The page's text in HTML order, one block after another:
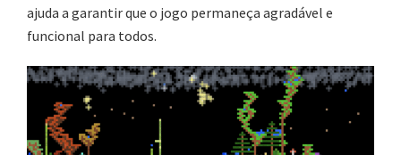
ajuda a garantir que o jogo permaneça agradável e
funcional para todos.